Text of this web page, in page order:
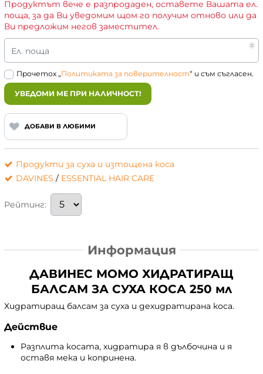
Продуктът вече е разпродаден, оставете Вашата ел.
поща, за да Ви уведомим щом го получим отново или да
Ви предложим негов заместител.
Ел. поща
Прочетох „Политиката за поверителност“ и съм съгласен.
УВЕДОМИ МЕ ПРИ НАЛИЧНОСТ!
ДОБАВИ В ЛЮБИМИ
Продукти за суха и изтощена коса
DAVINES / ESSENTIAL HAIR CARE
Рейтинг:
Информация
ДАВИНЕС МОМО ХИДРАТИРАЩ
БАЛСАМ ЗА СУХА КОСА 250 мл
Хидратиращ балсам за суха и дехидратирана коса.
Действие
Разплита косата, хидратира я в дълбочина и я
оставя мека и копринена.